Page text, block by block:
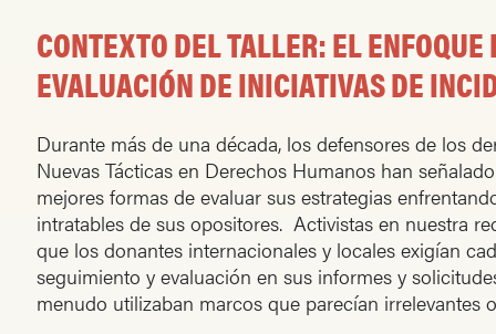
CONTEXTO DEL TALLER: EL
EVALUACIÓN DE INICIATIVAS DE
Durante más de una década, los defensores de los
Nuevas Tácticas en Derechos Humanos han
mejores formas de evaluar sus estrategias
intratables de sus opositores. Activistas en nuestra
que los donantes internacionales y locales exigían
seguimiento y evaluación en sus informes y
menudo utilizaban marcos que parecían irrelevantes